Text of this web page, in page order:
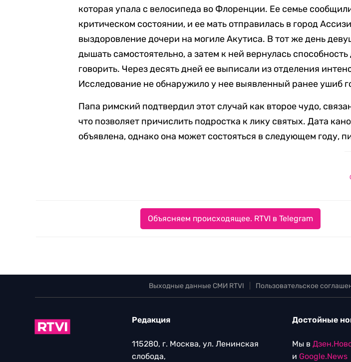
которая упала с велосипеда во Флоренции. Ее семье
критическом состоянии, и ее мать отправилась в город
выздоровление дочери на могиле Акутиса. В тот же день
дышать самостоятельно, а затем к ней вернулась способность
говорить. Через десять дней ее выписали из отделения
Исследование не обнаружило у нее выявленный ранее ушиб
Папа римский подтвердил этот случай как второе чудо,
что позволяет причислить подростка к лику святых. Дата
объявлена, однако она может состояться в следующем году,
Объясняем происходящее. RTVI в Telegram
Выходные данные СМИ RTVI Пользовательское
Редакция
115280, г. Москва, ул. Ленинская
слобода,
Достойные
Мы в
и Google.News